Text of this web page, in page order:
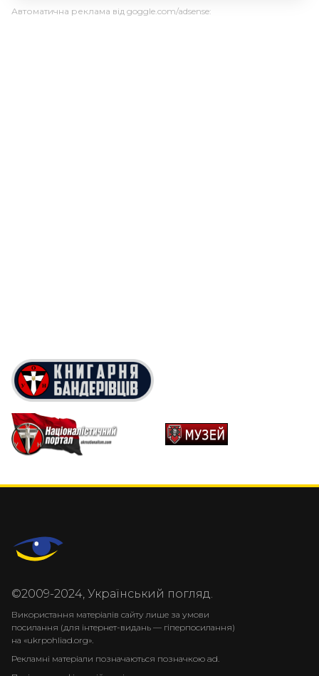
Автоматична реклама від goggle.com/adsense:
©2009-2024, Український погляд.
Використання матеріалів сайту лише за умови
посилання (для інтернет-видань — гіперпосилання)
на «ukrpohliad.org».
Рекламні матеріали позначаються позначкою ad.